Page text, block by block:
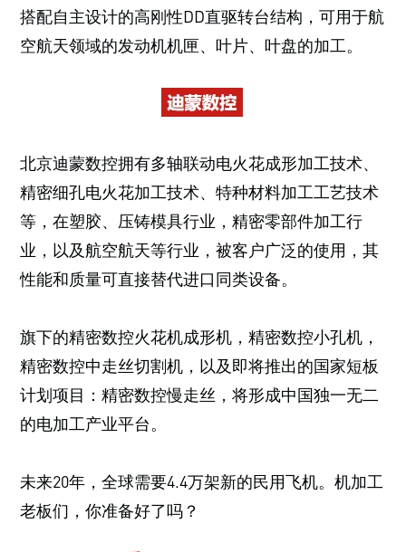
搭配自主设计的高刚性DD直驱转台结构，可用于航
空航天领域的发动机机匣、叶片、叶盘的加工。
北京迪蒙数控拥有多轴联动电火花成形加工技术、
精密细孔电火花加工技术、特种材料加工工艺技术
等，在塑胶、压铸模具行业，精密零部件加工行
业，以及航空航天等行业，被客户广泛的使用，其
性能和质量可直接替代进口同类设备。
旗下的精密数控火花机成形机，精密数控小孔机，
精密数控中走丝切割机，以及即将推出的国家短板
计划项目：精密数控慢走丝，将形成中国独一无二
的电加工产业平台。
未来20年，全球需要4.4万架新的民用飞机。机加工
老板们，你准备好了吗？